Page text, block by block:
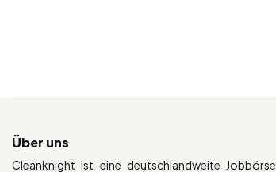
Über uns
Cleanknight ist eine deutschlandweite Jobbörse